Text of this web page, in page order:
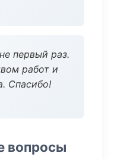
первый раз.
работ и
Спасибо!
вопросы